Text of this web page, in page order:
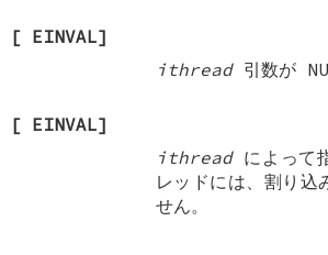
[ EINVAL]
ithread引数が
[ EINVAL]
ithreadによって
レッドには、割り込
せん。